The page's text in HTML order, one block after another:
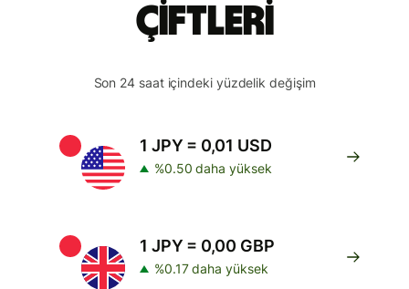
çiftleri
Son 24 saat içindeki yüzdelik değişim
1 JPY = 0,01 USD
%0.50 daha yüksek
1 JPY = 0,00 GBP
%0.17 daha yüksek